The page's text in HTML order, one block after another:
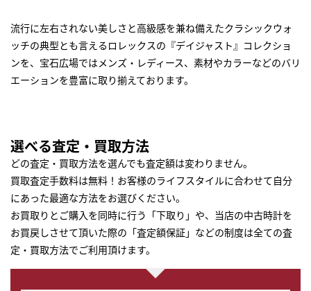
流行に左右されない美しさと高級感を兼ね備えたクラシックウォ
ッチの典型とも言えるロレックスの『デイジャスト』コレクショ
ンを、宝石広場ではメンズ・レディース、素材やカラーなどのバリ
エーションを豊富に取り揃えております。
選べる査定・買取方法
どの査定・買取方法を選んでも査定額は変わりません。
買取査定手数料は無料！お客様のライフスタイルに合わせて自分
にあった最適な方法をお選びください。
お買取りとご購入を同時に行う「下取り」や、当店の中古時計を
お買戻しさせて頂いた際の「査定額保証」などの制度は全ての査
定・買取方法でご利用頂けます。